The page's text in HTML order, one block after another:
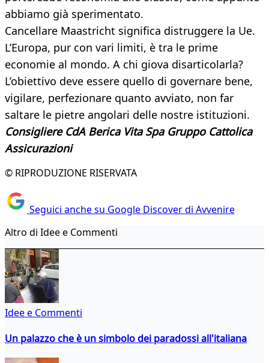
abbiamo già sperimentato.
Cancellare Maastricht significa distruggere la Ue.
L’Europa, pur con vari limiti, è tra le prime
economie al mondo. A chi giova disarticolarla?
L’obiettivo deve essere quello di governare bene,
vigilare, perfezionare quanto avviato, non far
saltare le pietre angolari delle nostre istituzioni.
Consigliere CdA Berica Vita Spa Gruppo Cattolica
Assicurazioni
© RIPRODUZIONE RISERVATA
Seguici anche su Google Discover di Avvenire
Altro di Idee e Commenti
Idee e Commenti
Un palazzo che è un simbolo dei paradossi all'italiana